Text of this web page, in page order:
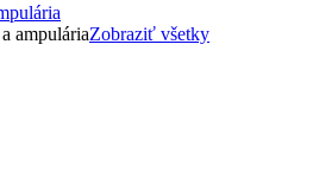
ampuláriaZobraziť všetky